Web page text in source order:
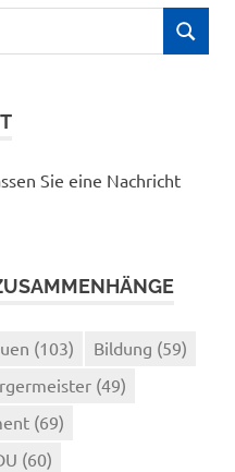
SUCHEN
Sie eine Nachricht
(103) Bildung (59)
(49)
(69)
(60)